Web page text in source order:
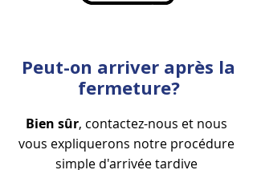
Peut-on arriver après la
fermeture?
Bien sûr, contactez-nous et nous
vous expliquerons notre procédure
simple d'arrivée tardive